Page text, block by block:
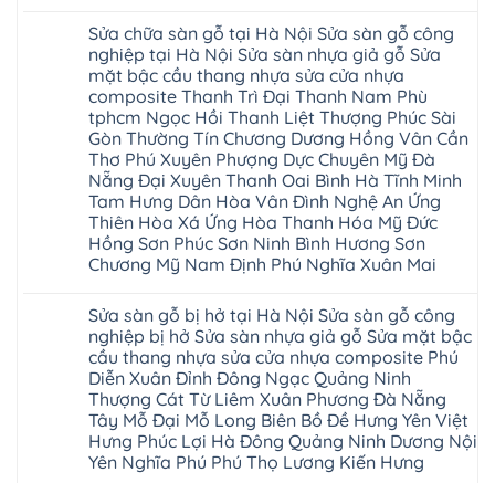
Thanh
Xuân
Kim
Động
Văn
Giang
Cầu
Giấy
Văn
Lâm
tphcm
Khoái
Châu
Trì
Thanh
Xuân
Đoan
Hùng
Thanh
Ba
Cầu
Giấy
Hạ
Hòa
Cẩm
Khê
Tây
Hồ
Yên
Lập
Thanh
Ninh
hưng
yên
Lâm
Thao
Tam
Nông
hải
phòng
Thanh
Thủy
Tân
Hoài
Đức
Bình
Dương
Thủ
Đức
Thanh
Xuân
Thái
Nguyên
Phú
Thọ
Bắc
Giang
Long
Biên
Hải
Dương
Bắc
Ninh
Gia
Lâm
Hà
Nam
Hà
Nội
Hưng
Yên
Đông
Anh
nhựa
giả
gỗ
cong
vênh
Sửa
mặt
bậc
cầu
thang
nhựa
sửa
cửa
nhựa
composite
hoài
đức
đan
thanh
oai
ứng
hòa
long
biên
sài
gòn
đông
anh
sóc
sơn
bình
luận
ở
Sửa
chữa
sàn
gỗ
bị
phồng
tại
Hà
Nội
Sửa
sàn
gỗ
công
nghiệp
Nội
Sửa
sàn
nhựa
giả
gỗ
Sửa
mặt
bậc
cầu
thang
nhựa
Sửa chữa sàn gỗ tại Hà Nội Sửa sàn gỗ công
nghiệp tại Hà Nội Sửa sàn nhựa giả gỗ Sửa
mặt bậc cầu thang nhựa sửa cửa nhựa
composite Thanh Trì Đại Thanh Nam Phù
tphcm Ngọc Hồi Thanh Liệt Thượng Phúc Sài
Gòn Thường Tín Chương Dương Hồng Vân Cần
Thơ Phú Xuyên Phượng Dực Chuyên Mỹ Đà
Nẵng Đại Xuyên Thanh Oai Bình Hà Tĩnh Minh
Tam Hưng Dân Hòa Vân Đình Nghệ An Ứng
Thiên Hòa Xá Ứng Hòa Thanh Hóa Mỹ Đức
Hồng Sơn Phúc Sơn Ninh Bình Hương Sơn
Chương Mỹ Nam Định Phú Nghĩa Xuân Mai
bình
luận
ở
Sửa
chữa
sàn
gỗ
tại
Hà
Nội
Sửa
sàn
Sửa sàn gỗ bị hở tại Hà Nội Sửa sàn gỗ công
nghiệp bị hở Sửa sàn nhựa giả gỗ Sửa mặt bậc
cầu thang nhựa sửa cửa nhựa composite Phú
Diễn Xuân Đỉnh Đông Ngạc Quảng Ninh
Thượng Cát Từ Liêm Xuân Phương Đà Nẵng
Tây Mỗ Đại Mỗ Long Biên Bồ Đề Hưng Yên Việt
Hưng Phúc Lợi Hà Đông Quảng Ninh Dương Nội
Yên Nghĩa Phú Phú Thọ Lương Kiến Hưng